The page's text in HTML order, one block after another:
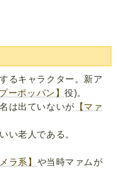
るキャラクター。新ア
プーポッパン】役)。
は出ていないが 【マァ
い老人である。
メラ系】 や当時マァムが